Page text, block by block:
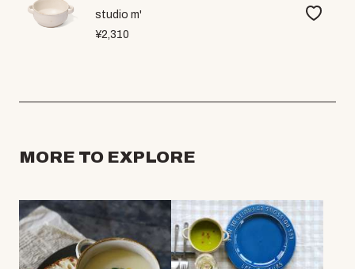
studio m'
¥2,310
MORE TO EXPLORE